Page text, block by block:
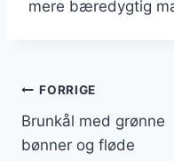
mere bæredygtig
FORRIGE
Brunkål med grønne
bønner og fløde